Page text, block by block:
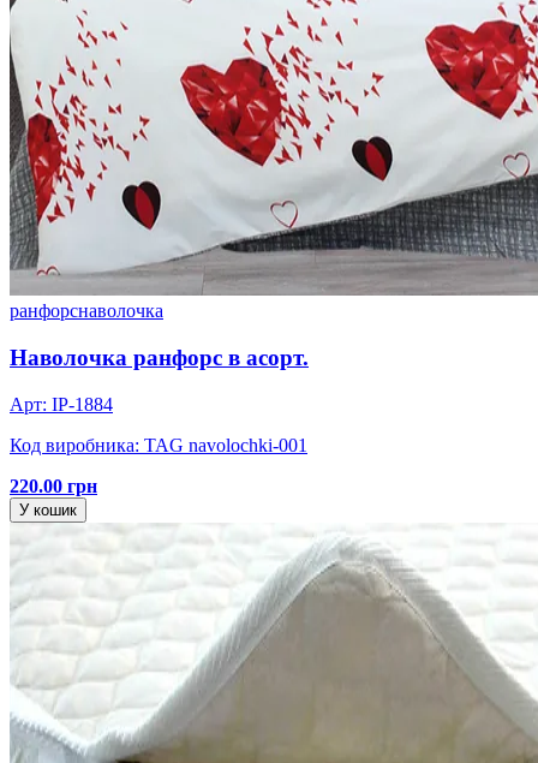
ранфорснаволочка
Наволочка ранфорс в асорт.
Арт: IP-1884
Код виробника: TAG navolochki-001
220.00 грн
У кошик